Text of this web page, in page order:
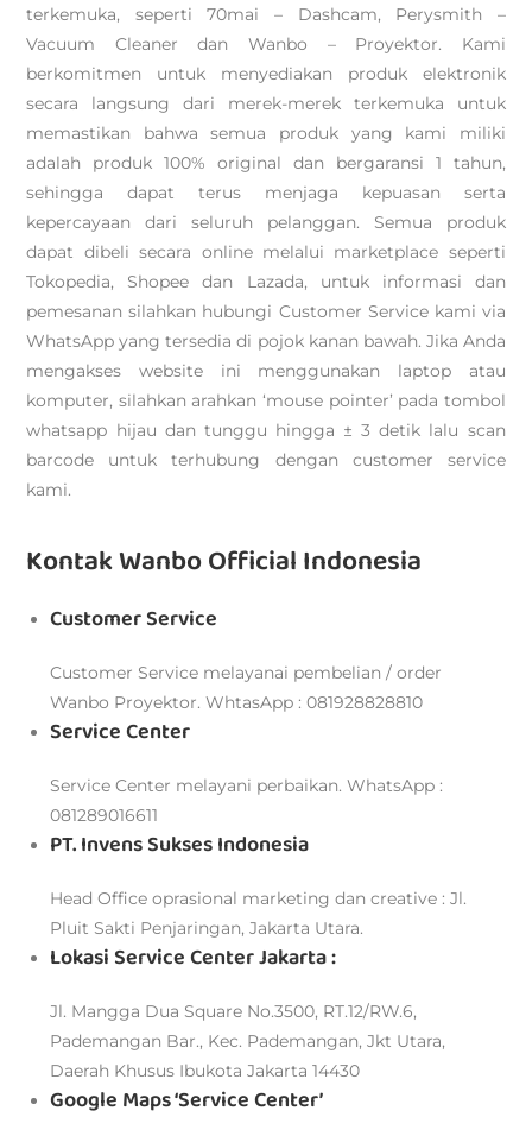
terkemuka, seperti 70mai – Dashcam, Perysmith –
Vacuum Cleaner dan Wanbo – Proyektor. Kami
berkomitmen untuk menyediakan produk elektronik
secara langsung dari merek-merek terkemuka untuk
memastikan bahwa semua produk yang kami miliki
adalah produk 100% original dan bergaransi 1 tahun,
sehingga dapat terus menjaga kepuasan serta
kepercayaan dari seluruh pelanggan. Semua produk
dapat dibeli secara online melalui marketplace seperti
Tokopedia, Shopee dan Lazada, untuk informasi dan
pemesanan silahkan hubungi Customer Service kami via
WhatsApp yang tersedia di pojok kanan bawah. Jika Anda
mengakses website ini menggunakan laptop atau
komputer, silahkan arahkan ‘mouse pointer’ pada tombol
whatsapp hijau dan tunggu hingga ± 3 detik lalu scan
barcode untuk terhubung dengan customer service
kami.
Kontak Wanbo Official Indonesia
Customer Service
Customer Service melayanai pembelian / order
Wanbo Proyektor. WhtasApp : 081928828810
Service Center
Service Center melayani perbaikan. WhatsApp :
081289016611
PT. Invens Sukses Indonesia
Head Office oprasional marketing dan creative : Jl.
Pluit Sakti Penjaringan, Jakarta Utara.
Lokasi Service Center Jakarta :
Jl. Mangga Dua Square No.3500, RT.12/RW.6,
Pademangan Bar., Kec. Pademangan, Jkt Utara,
Daerah Khusus Ibukota Jakarta 14430
Google Maps ‘Service Center’